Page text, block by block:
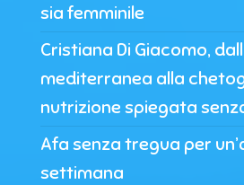
sia femminile
Cristiana Di Giacomo,
mediterranea alla
nutrizione spiegata
Afa senza tregua per
settimana